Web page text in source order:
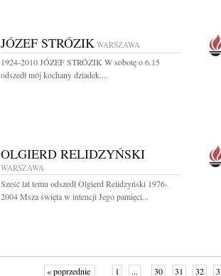
JÓZEF STRÓZIK WARSZAWA
1924-2010 JÓZEF STRÓZIK W sobotę o 6.15
odszedł mój kochany dziadek....
OLGIERD RELIDZYŃSKI
WARSZAWA
Sześć lat temu odszedł Olgierd Relidzyński 1976-
2004 Msza święta w intencji Jego pamięci...
« poprzednie 1 ... 30 31 32